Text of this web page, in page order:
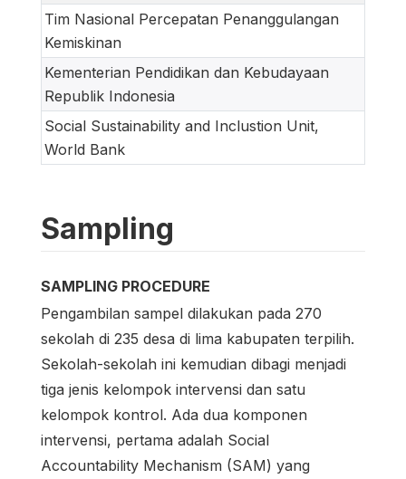
Tim Nasional Percepatan Penanggulangan
Kemiskinan
Kementerian Pendidikan dan Kebudayaan
Republik Indonesia
Social Sustainability and Inclustion Unit,
World Bank
Sampling
SAMPLING PROCEDURE
Pengambilan sampel dilakukan pada 270
sekolah di 235 desa di lima kabupaten terpilih.
Sekolah-sekolah ini kemudian dibagi menjadi
tiga jenis kelompok intervensi dan satu
kelompok kontrol. Ada dua komponen
intervensi, pertama adalah Social
Accountability Mechanism (SAM) yang